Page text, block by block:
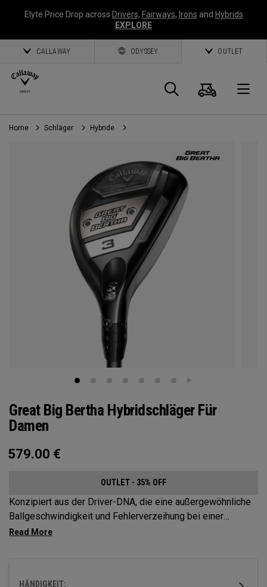
Elyte Price Drop across Drivers, Fairways, Irons and Hybrids
EXPLORE
CALLAWAY ODYSSEY OUTLET
Suche
Home Schläger Hybride
Great Big Bertha Hybridschläger Für
Damen
579.00 €
OUTLET - 35% OFF
Konzipiert aus der Driver-DNA, die eine außergewöhnliche
Ballgeschwindigkeit und Fehlerverzeihung bei einer
Vielzahl von Schlägen ermöglicht.
HÄNDIGKEIT: